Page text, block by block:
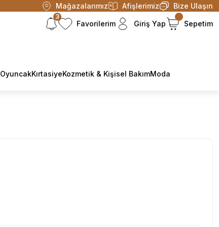
Mağazalarımız Afişlerimiz Bize Ulaşın
3
Favorilerim Giriş Yap Sepetim
OyuncakKırtasiyeKozmetik & Kişisel BakımModa